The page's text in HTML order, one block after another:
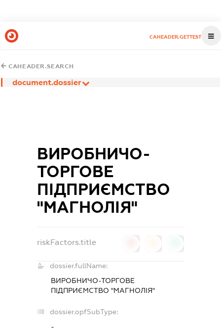
CAHEADER.GETTEST
CAHEADER.SEARCH
document.dossier
ВИРОБНИЧО-
ТОРГОВЕ
ПІДПРИЄМСТВО
"МАГНОЛІЯ"
riskFactors.title
dossier.fullName:
ВИРОБНИЧО-ТОРГОВЕ
ПІДПРИЄМСТВО "МАГНОЛІЯ"
dossier.opfSubType:
-